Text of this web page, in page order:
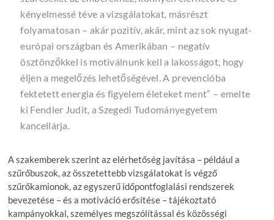
kényelmessé téve a vizsgálatokat, másrészt
folyamatosan – akár pozitív, akár, mint az sok nyugat-
európai országban és Amerikában – negatív
ösztönzőkkel is motiválnunk kell a lakosságot, hogy
éljen a megelőzés lehetőségével. A prevencióba
fektetett energia és figyelem életeket ment” – emelte
ki Fendler Judit, a Szegedi Tudományegyetem
kancellárja.
A szakemberek szerint az elérhetőség javítása – például a
szűrőbuszok, az összetettebb vizsgálatokat is végző
szűrőkamionok, az egyszerű időpontfoglalási rendszerek
bevezetése – és a motiváció erősítése – tájékoztató
kampányokkal, személyes megszólítással és közösségi